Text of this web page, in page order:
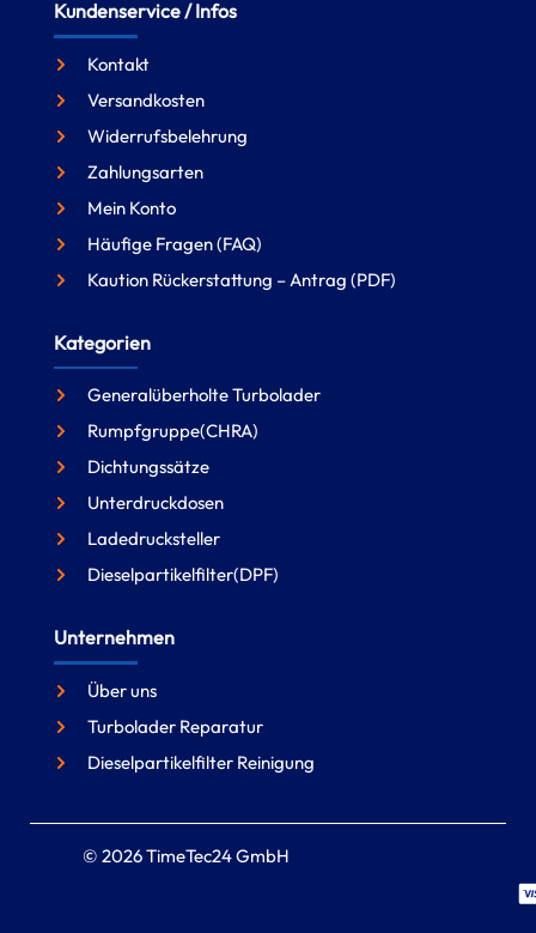
Kundenservice / Infos
Kontakt
Versandkosten
Widerrufsbelehrung
Zahlungsarten
Mein Konto
Häufige Fragen (FAQ)
Kaution Rückerstattung – Antrag (PDF)
Kategorien
Generalüberholte Turbolader
Rumpfgruppe(CHRA)
Dichtungssätze
Unterdruckdosen
Ladedrucksteller
Dieselpartikelfilter(DPF)
Unternehmen
Über uns
Turbolader Reparatur
Dieselpartikelfilter Reinigung
© 2026 TimeTec24 GmbH